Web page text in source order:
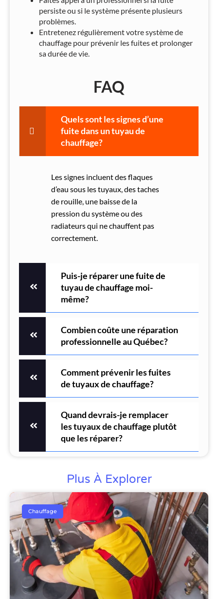
persiste ou si le système présente plusieurs
problèmes.
Entretenez régulièrement votre système de
chauffage pour prévenir les fuites et prolonger
sa durée de vie.
FAQ
Quels sont les signes d’une
fuite dans un tuyau de
chauffage?
Les signes incluent des flaques
d’eau sous les tuyaux, des taches
de rouille, une baisse de la
pression du système ou des
radiateurs qui ne chauffent pas
correctement.
Puis-je réparer une fuite de
tuyau de chauffage moi-
même?
Combien coûte une réparation
professionnelle au Québec?
Comment prévenir les fuites
de tuyaux de chauffage?
Quand devrais-je remplacer
les tuyaux de chauffage plutôt
que les réparer?
Plus À Explorer
Chauffage